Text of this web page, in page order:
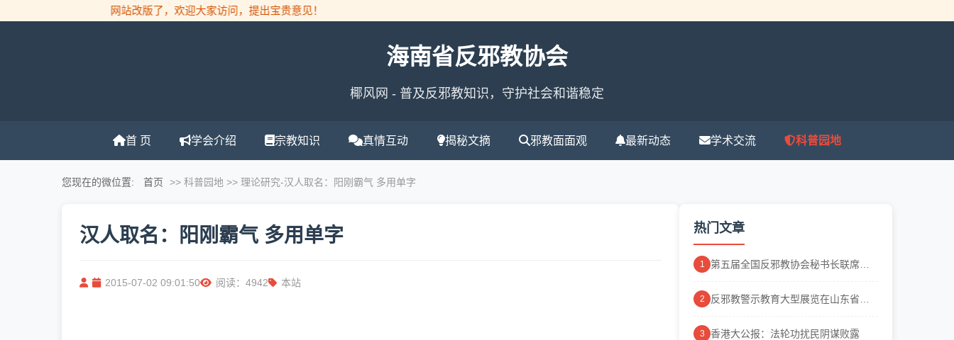
网站改版了，欢迎大家访问，提出宝贵意见！
海南省反邪教协会
椰风网 - 普及反邪教知识，守护社会和谐稳定
首 页 学会介绍 宗教知识 真情互动 揭秘文摘 邪教面面观 最新动态 学术交流 科普园地
您现在的微位置: 首页 >> 科普园地 >> 理论研究-汉人取名：阳刚霸气 多用单字
汉人取名：阳刚霸气 多用单字
2015-07-02 09:01:50 阅读：4942 本站
热门文章
1
第五届全国反邪教协会秘书长联席会
2
反邪教警示教育大型展览在山东省科
3 香港大公报：法轮功扰民阴谋败露